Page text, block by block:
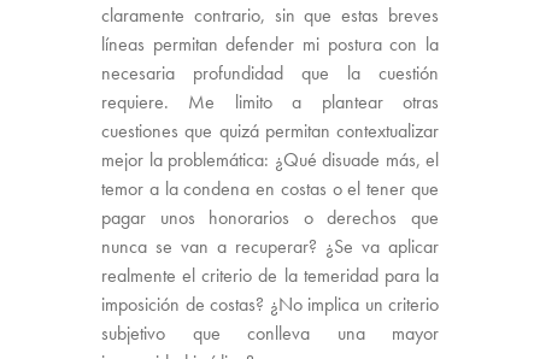
claramente contrario, sin que estas breves
líneas permitan defender mi postura con la
necesaria profundidad que la cuestión
requiere. Me limito a plantear otras
cuestiones que quizá permitan contextualizar
mejor la problemática: ¿Qué disuade más, el
temor a la condena en costas o el tener que
pagar unos honorarios o derechos que
nunca se van a recuperar? ¿Se va aplicar
realmente el criterio de la temeridad para la
imposición de costas? ¿No implica un criterio
subjetivo que conlleva una mayor